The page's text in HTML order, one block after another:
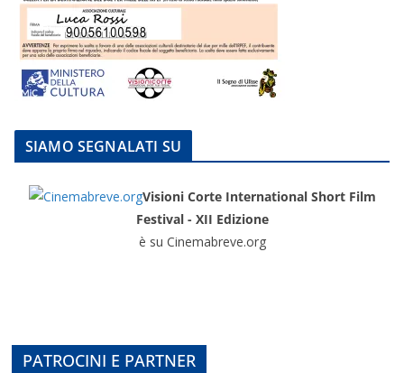
SIAMO SEGNALATI SU
Visioni Corte International Short Film
Festival - XII Edizione
è su Cinemabreve.org
PATROCINI E PARTNER